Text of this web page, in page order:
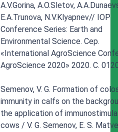
A.V.Gorina, A.O.Sletov,
E.A.Trunova, N.V.Klyapnev// IOP
Conference Series: Earth and
Environmental Science. Сер.
«International AgroScience
AgroScience 2020» 2020. С.
Semenov, V. G. Formation of
immunity in calfs on the
the application of
cows / V. G. Semenov, E. S.